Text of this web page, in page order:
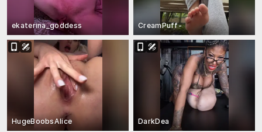
ekaterina_goddess CreamPuff-
HugeBoobsAlice DarkDea